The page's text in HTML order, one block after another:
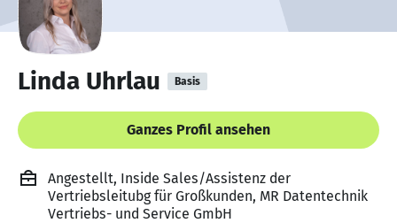
Linda Uhrlau Basis
Ganzes Profil ansehen
Angestellt, Inside Sales/Assistenz der
Vertriebsleitubg für Großkunden, MR Datentechnik
Vertriebs- und Service GmbH